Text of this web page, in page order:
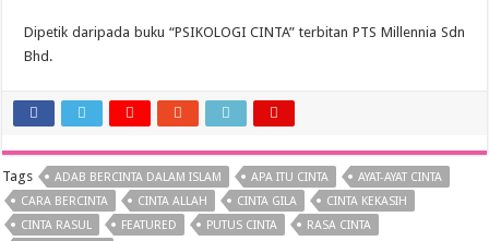
Dipetik daripada buku “PSIKOLOGI CINTA” terbitan PTS Millennia Sdn
Bhd.
Tags ADAB BERCINTA DALAM ISLAM APA ITU CINTA
AYAT-AYAT CINTA
CARA BERCINTA
CINTA ALLAH CINTA GILA
CINTA KEKASIH
CINTA RASUL
FEATURED PUTUS CINTA
RASA CINTA